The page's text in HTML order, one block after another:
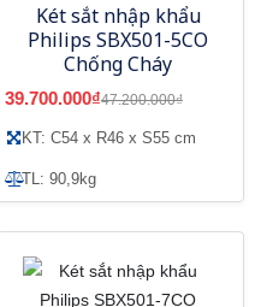
Két sắt nhập khẩu
Philips SBX501-5CO
Chống Cháy
39.700.000₫47.200.000₫
KT: C54 x R46 x S55 cm
TL: 90,9kg